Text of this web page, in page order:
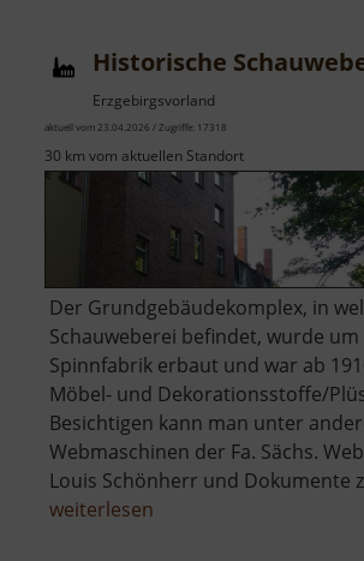
Historische
Erzgebirgsvorland
aktuell vom 23.04.2026 / Zugriffe: 17318
30 km vom aktuellen Standort
Der Grundgebäudekomplex, in
Schauweberei befindet, wurde um
Spinnfabrik erbaut und war ab
Möbel- und Dekorationsstoffe/
Besichtigen kann man unter
Webmaschinen der Fa. Sächs.
Louis Schönherr und Dokumente
weiterlesen